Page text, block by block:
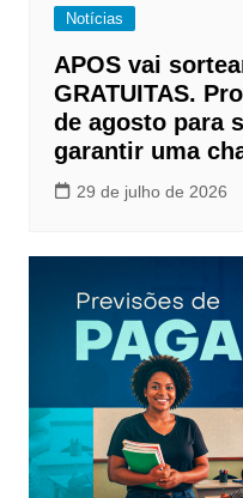
Notícias
APOS vai
GRATUITAS.
de agosto para
garantir uma
29 de julho de 2026